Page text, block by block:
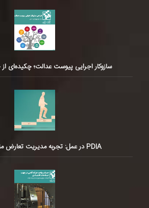
سازوکار اجرایی پیوست عدالت؛ چکیده‌ای
PDIA در عمل: تجربه مدیریت تعارض منافع در ایران